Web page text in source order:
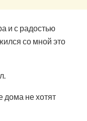
и с радостью
со мной это
не хотят